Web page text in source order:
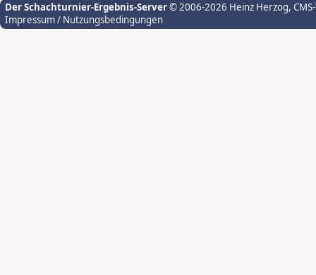
Der Schachturnier-Ergebnis-Server© 2006-2026 Heinz Herzog,
Impressum / Nutzungsbedingungen